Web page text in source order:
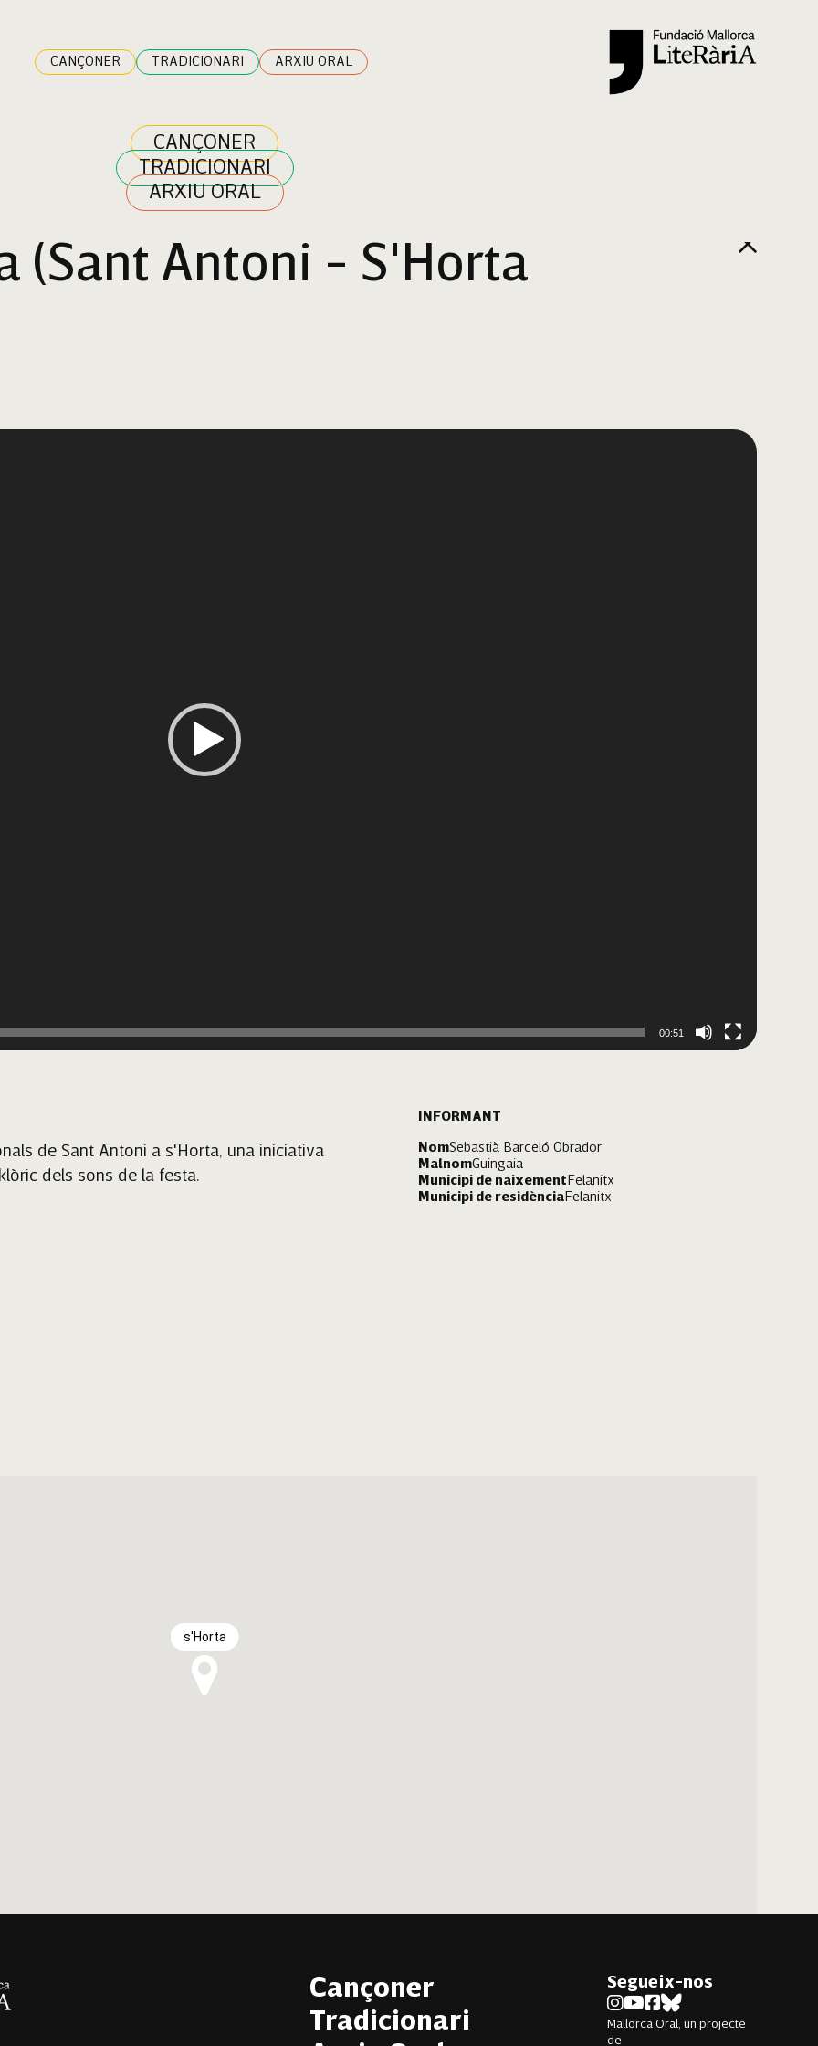
CANÇONER TRADICIONARI ARXIU ORAL
CANÇONER
TRADICIONARI
ARXIU ORAL
(Sant Antoni - S'Horta
00:51
de Sant Antoni a s'Horta, una iniciativa
dels sons de la festa.
INFORMANT
NomSebastià Barceló Obrador
MalnomGuingaia
Municipi de naixementFelanitx
Municipi de residènciaFelanitx
s'Horta
Cançoner
Tradicionari
Segueix-nos
Mallorca Oral, un projecte
de